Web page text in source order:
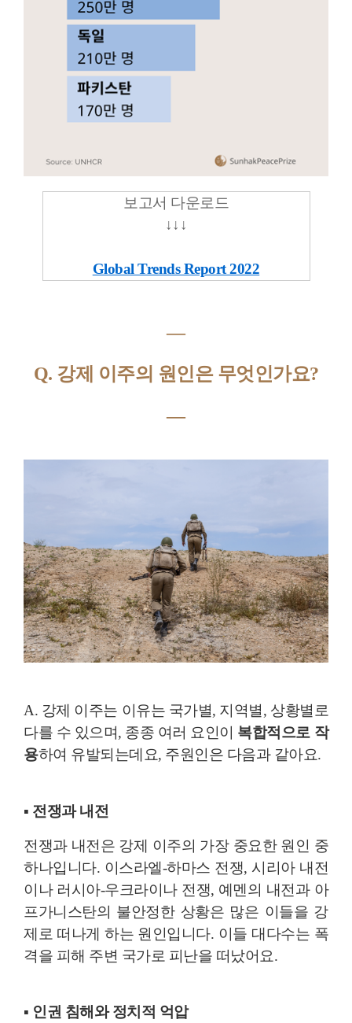
보고서 다운로드
↓↓ ↓
Global Trends Report 2022
―
Q. 강제 이주의 원인은 무엇인가요?
―
A. 강제 이주는 이유는 국가별, 지역별, 상황별로
다를 수 있으며, 종종 여러 요인이 복합적으로 작
용하여 유발되는데요, 주원인은 다음과 같아요.
▪ 전쟁과 내전
전쟁과 내전은 강제 이주의 가장 중요한 원인 중
하나입니다. 이스라엘-하마스 전쟁, 시리아 내전
이나 러시아-우크라이나 전쟁, 예멘의 내전과 아
프가니스탄의 불안정한 상황은 많은 이들을 강
제로 떠나게 하는 원인입니다. 이들 대다수는 폭
격을 피해 주변 국가로 피난을 떠났어요.
▪ 인권 침해와 정치적 억압